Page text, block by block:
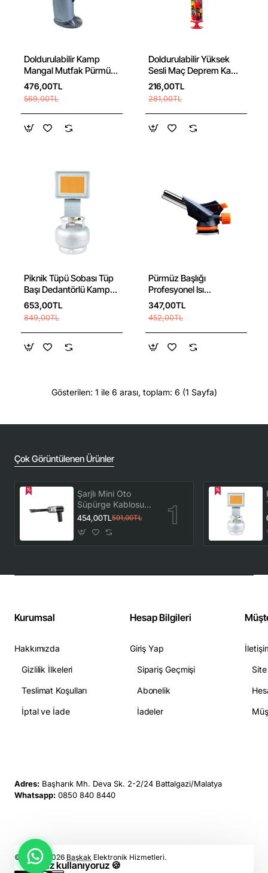
Çerez kullanıyoruz 🍪
Doldurulabilir Kamp
Mangal Mutfak Pürmüz
Çakmağı 1300 Derece
476,00TL
569,00TL
Doldurulabilir Yüksek
Sesli Maç Deprem Kamp
El Pompalı Hava Kornası
216,00TL
281,00TL
Piknik Tüpü Sobası Tüp
Başı Dedantörlü Kamp
Av Seyyar Isıtıcı
653,00TL
849,00TL
Pürmüz Başlığı
Profesyonel Isı
Tabancası Çakmak
Gazlı 1300 Derece
347,00TL
452,00TL
Gösterilen: 1 ile 6 arası, toplam: 6 (1 Sayfa)
Çok Görüntülenen Ürünler
Şarjlı Mini Oto
Süpürge Kablosuz
El Araç Süpürgesi
Güçlü Vakum Çekiş
ve Üfleme
454,00TL591,00TL
Kurumsal
Hakkımızda
Gizlilik İlkeleri
Teslimat Koşulları
İptal ve İade
Hesap Bilgileri
Giriş Yap
Sipariş Geçmişi
Abonelik
İadeler
Site
Adres: Başharık Mh. Deva Sk. 2-2/24 Battalgazi/Malatya
Whatsapp: 0850 840 8440
© 2022 - 2026 Başkak Elektronik Hizmetleri.